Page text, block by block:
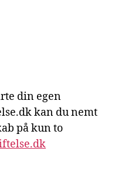
din egen
kan du nemt
på kun to